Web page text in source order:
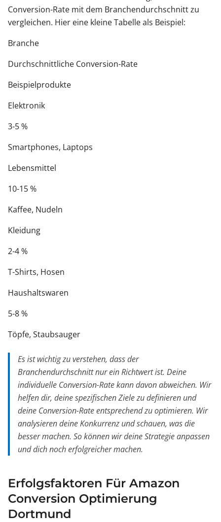
Conversion-Rate mit dem Branchendurchschnitt zu
vergleichen. Hier eine kleine Tabelle als Beispiel:
Branche
Durchschnittliche Conversion-Rate
Beispielprodukte
Elektronik
3-5 %
Smartphones, Laptops
Lebensmittel
10-15 %
Kaffee, Nudeln
Kleidung
2-4 %
T-Shirts, Hosen
Haushaltswaren
5-8 %
Töpfe, Staubsauger
Es ist wichtig zu verstehen, dass der
Branchendurchschnitt nur ein Richtwert ist. Deine
individuelle Conversion-Rate kann davon abweichen. Wir
helfen dir, deine spezifischen Ziele zu definieren und
deine Conversion-Rate entsprechend zu optimieren. Wir
analysieren deine Konkurrenz und schauen, was die
besser machen. So können wir deine Strategie anpassen
und dich noch erfolgreicher machen.
Erfolgsfaktoren Für Amazon
Conversion Optimierung
Dortmund